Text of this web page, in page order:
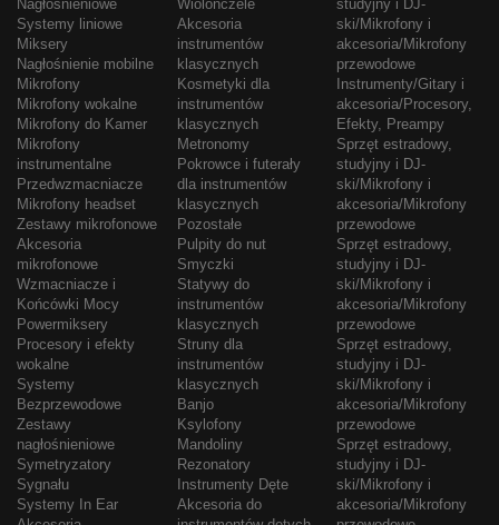
Nagłośnieniowe
Systemy liniowe
Miksery
Nagłośnienie mobilne
Mikrofony
Mikrofony wokalne
Mikrofony do Kamer
Mikrofony
instrumentalne
Przedwzmacniacze
Mikrofony headset
Zestawy mikrofonowe
Akcesoria
mikrofonowe
Wzmacniacze i
Końcówki Mocy
Powermiksery
Procesory i efekty
wokalne
Systemy
Bezprzewodowe
Zestawy
nagłośnieniowe
Symetryzatory
Sygnału
Systemy In Ear
Wiolonczele
Akcesoria
instrumentów
klasycznych
Kosmetyki dla
instrumentów
klasycznych
Metronomy
Pokrowce i futerały
dla instrumentów
klasycznych
Pozostałe
Pulpity do nut
Smyczki
Statywy do
instrumentów
klasycznych
Struny dla
instrumentów
klasycznych
Banjo
Ksylofony
Mandoliny
Rezonatory
Instrumenty Dęte
Akcesoria do
studyjny i DJ-
ski/Mikrofony i
akcesoria/Mikrofony
przewodowe
Instrumenty/Gitary i
akcesoria/Procesory,
Efekty, Preampy
Sprzęt estradowy,
studyjny i DJ-
ski/Mikrofony i
akcesoria/Mikrofony
przewodowe
Sprzęt estradowy,
studyjny i DJ-
ski/Mikrofony i
akcesoria/Mikrofony
przewodowe
Sprzęt estradowy,
studyjny i DJ-
ski/Mikrofony i
akcesoria/Mikrofony
przewodowe
Sprzęt estradowy,
studyjny i DJ-
ski/Mikrofony i
akcesoria/Mikrofony